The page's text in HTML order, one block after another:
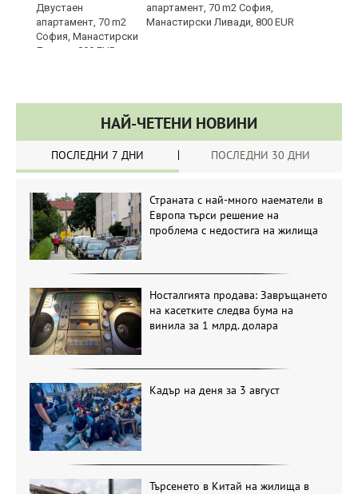
апартамент, 70 m2 София,
Манастирски Ливади, 800 EUR
НАЙ-ЧЕТЕНИ НОВИНИ
ПОСЛЕДНИ 7 ДНИ ПОСЛЕДНИ 30 ДНИ
Страната с най-много наематели в
Европа търси решение на
проблема с недостига на жилища
Носталгията продава: Завръщането
на касетките следва бума на
винила за 1 млрд. долара
Кадър на деня за 3 август
Търсенето в Китай на жилища в